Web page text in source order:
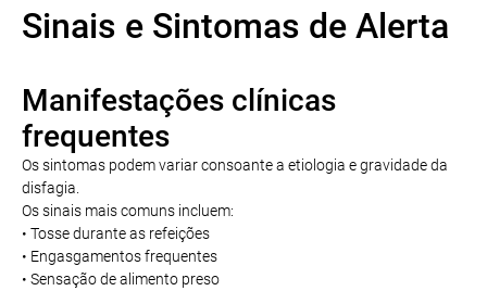
Sinais e Sintomas de Alerta
Manifestações clínicas
frequentes
Os sintomas podem variar consoante a etiologia e gravidade da
disfagia.
Os sinais mais comuns incluem:
• Tosse durante as refeições
• Engasgamentos frequentes
• Sensação de alimento preso